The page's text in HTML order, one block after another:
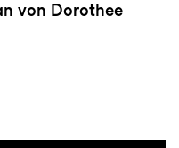
von Dorothee